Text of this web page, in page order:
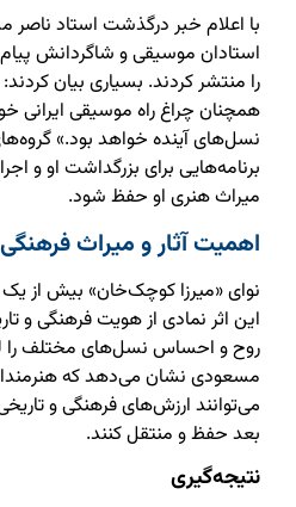
با اعلام خبر درگذشت استاد ناصر
استادان موسیقی و شاگردانش
را منتشر کردند. بسیاری بیان
همچنان چراغ راه موسیقی ایرانی
نسل‌های آینده خواهد بود.»
برنامه‌هایی برای بزرگداشت او و
میراث هنری او حفظ شود.
اهمیت آثار و میراث فرهنگی
نوای «میرزا کوچک‌خان» بیش از
این اثر نمادی از هویت فرهنگی و
روح و احساس نسل‌های مختلف را
مسعودی نشان می‌دهد که
می‌توانند ارزش‌های فرهنگی و
بعد حفظ و منتقل کنند.
نتیجه‌گیری